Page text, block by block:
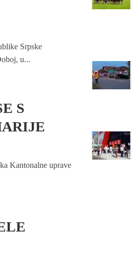
Srpske
u...
S
Kantonalne uprave